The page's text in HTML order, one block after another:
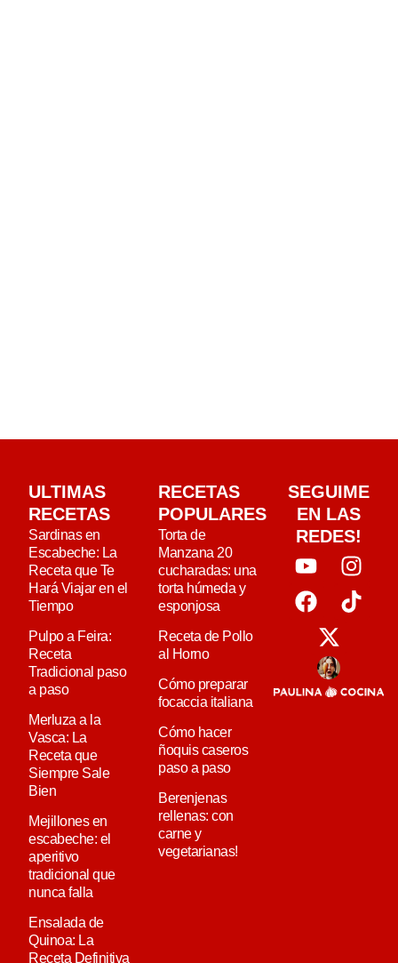
ULTIMAS
RECETAS
Sardinas en
Escabeche: La
Receta que Te
Hará Viajar en el
Tiempo
Pulpo a Feira:
Receta
Tradicional paso
a paso
Merluza a la
Vasca: La
Receta que
Siempre Sale
Bien
Mejillones en
escabeche: el
aperitivo
tradicional que
nunca falla
Ensalada de
Quinoa: La
Receta Definitiva
RECETAS
POPULARES
Torta de
Manzana 20
cucharadas: una
torta húmeda y
esponjosa
Receta de Pollo
al Horno
Cómo preparar
focaccia italiana
Cómo hacer
ñoquis caseros
paso a paso
Berenjenas
rellenas: con
carne y
vegetarianas!
SEGUIME
EN LAS
REDES!